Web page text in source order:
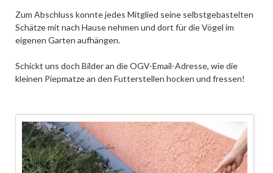
Zum Abschluss konnte jedes Mitglied seine selbstgebastelten
Schätze mit nach Hause nehmen und dort für die Vögel im
eigenen Garten aufhängen.
Schickt uns doch Bilder an die OGV-Email-Adresse, wie die
kleinen Piepmatze an den Futterstellen hocken und fressen!